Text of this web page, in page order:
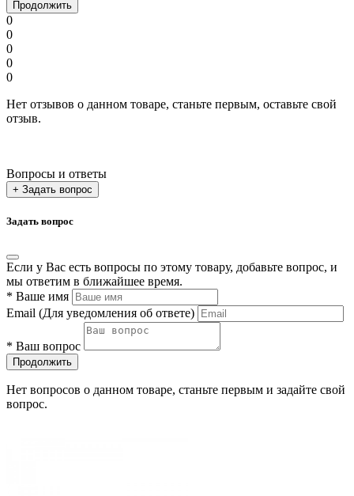
Продолжить
0
0
0
0
0
Нет отзывов о данном товаре, станьте первым, оставьте свой
отзыв.
Вопросы и ответы
+ Задать вопрос
Задать вопрос
Если у Вас есть вопросы по этому товару, добавьте вопрос, и
мы ответим в ближайшее время.
* Ваше имя
Email (Для уведомления об ответе)
* Ваш вопрос
Продолжить
Нет вопросов о данном товаре, станьте первым и задайте свой
вопрос.